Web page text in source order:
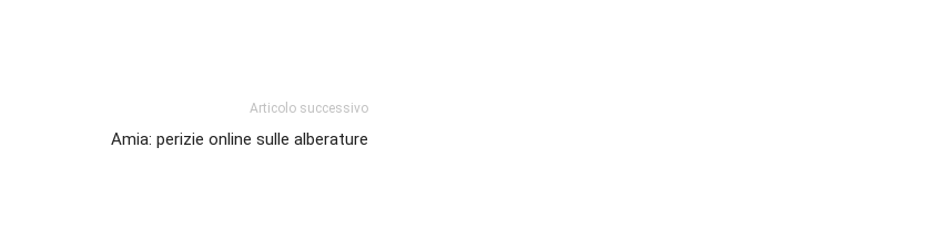
Articolo successivo
Amia: perizie online sulle alberature